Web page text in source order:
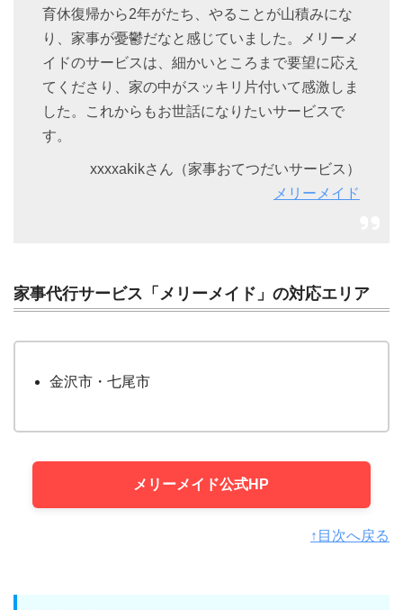
育休復帰から2年がたち、やることが山積みにな
り、家事が憂鬱だなと感じていました。メリーメ
イドのサービスは、細かいところまで要望に応え
てくださり、家の中がスッキリ片付いて感激しま
した。これからもお世話になりたいサービスで
す。
xxxxakikさん（家事おてつだいサービス）
メリーメイド
家事代行サービス「メリーメイド」の対応エリア
金沢市・七尾市
メリーメイド公式HP
↑目次へ戻る